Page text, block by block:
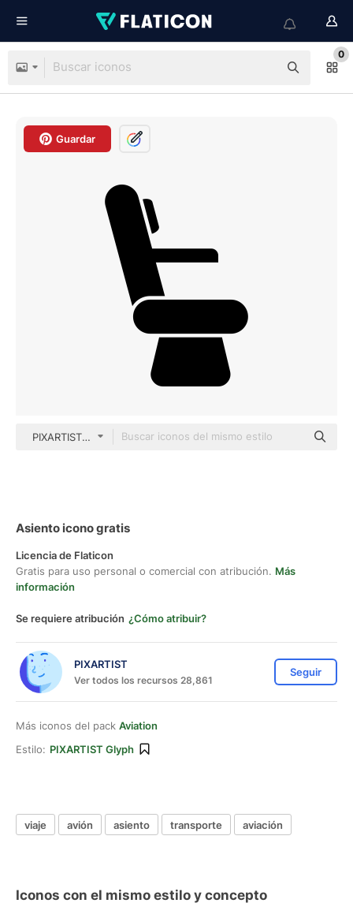
0
Guardar
PIXARTIST Glyph
Asiento icono gratis
Licencia de Flaticon
Gratis para uso personal o comercial con atribución. Más
información
Se requiere atribución ¿Cómo atribuir?
PIXARTIST
Ver todos los recursos 28,861
Seguir
Más iconos del pack Aviation
Estilo: PIXARTIST Glyph
viaje avión asiento transporte aviación
Iconos con el mismo estilo y concepto